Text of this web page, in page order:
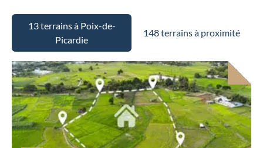
13 terrains à Poix-de-
Picardie
148 terrains à proximité